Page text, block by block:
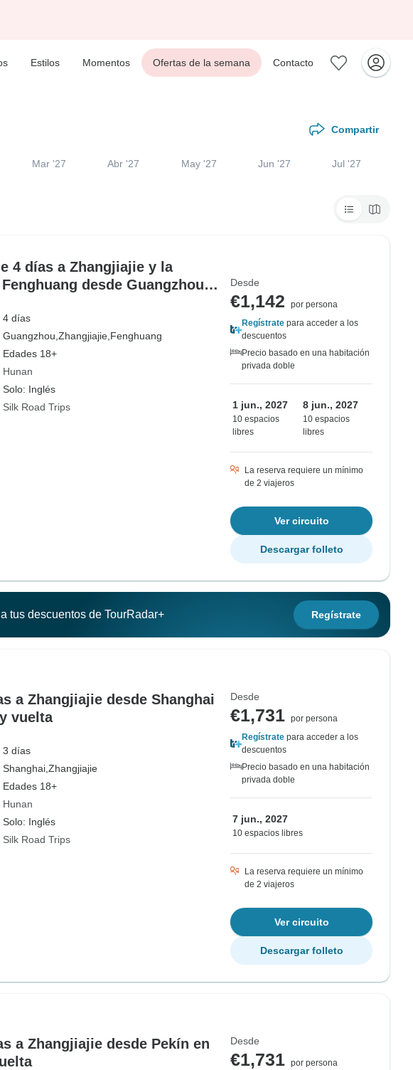
Estilos Momentos Ofertas de la semana Contacto
Compartir
Mar '27 Abr '27 May '27 Jun '27 Jul '27
4 días a Zhangjiajie y la
desde Guangzhou
4 días
Guangzhou, Zhangjiajie, Fenghuang
Edades 18+
Hunan
Solo: Inglés
Silk Road Trips
Desde
€1,142
por persona
Regístrate para acceder a los
descuentos
Precio basado en una habitación
privada doble
1 jun., 2027
10 espacios
libres
8 jun., 2027
10 espacios
libres
La reserva requiere un mínimo
de 2 viajeros
Ver circuito
Descargar folleto
tus descuentos de TourRadar+ Regístrate
a Zhangjiajie desde Shanghai
vuelta
3 días
Shanghai, Zhangjiajie
Edades 18+
Hunan
Solo: Inglés
Silk Road Trips
Desde
€1,731 por persona
Regístrate para acceder a los
descuentos
Precio basado en una habitación
privada doble
7 jun., 2027
10 espacios libres
La reserva requiere un mínimo
de 2 viajeros
Ver circuito
Descargar folleto
a Zhangjiajie desde Pekín en
Desde
€1,731 por persona